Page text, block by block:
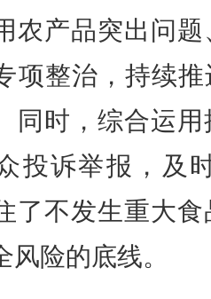
农产品突出问
项整治，持续
同时，综合运
投诉举报，及
了不发生重大
风险的底线。